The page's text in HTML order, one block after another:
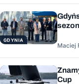
GDYNIA
Maciej
Cup